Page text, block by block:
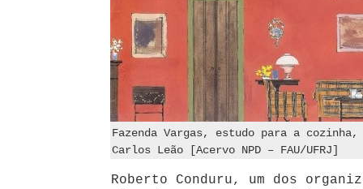
Fazenda Vargas, estudo para a
Carlos Leão [Acervo NPD – FAU/UFRJ]
Roberto Conduru, um dos